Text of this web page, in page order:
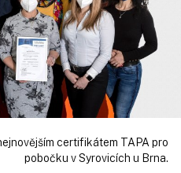
certifikátem TAPA pro
pobočku v Syrovicích u Brna.